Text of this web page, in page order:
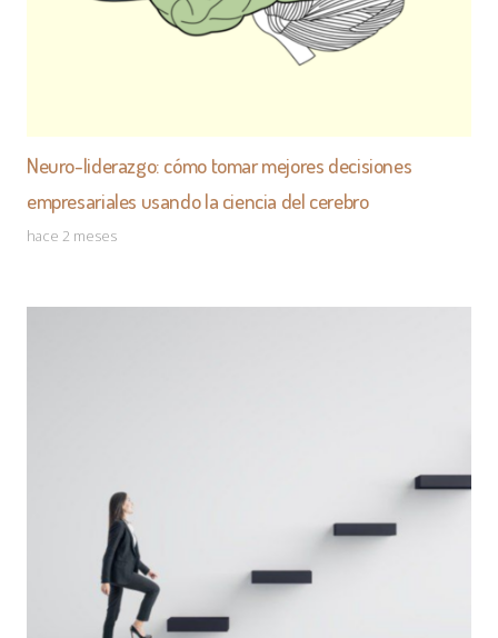
Neuro-liderazgo: cómo tomar mejores decisiones
empresariales usando la ciencia del cerebro
hace 2 meses